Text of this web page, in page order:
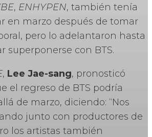
, ENHYPEN, también tenía
en marzo después de tomar
pero lo adelantaron hasta
superponerse con BTS.
, Lee Jae-sang, pronosticó
el regreso de BTS podría
de marzo, diciendo: “Nos
junto con productores de
los artistas también